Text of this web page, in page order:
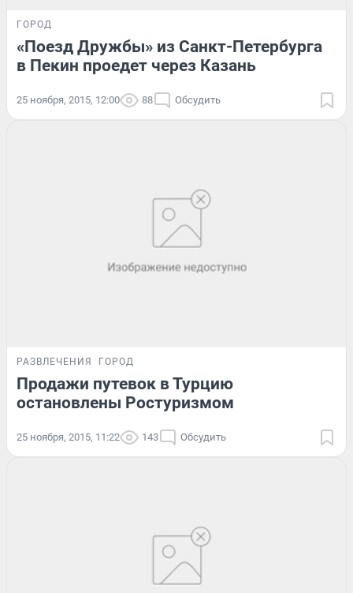
ГОРОД
«Поезд Дружбы» из Санкт-Петербурга
в Пекин проедет через Казань
25 ноября, 2015, 12:00 88 Обсудить
РАЗВЛЕЧЕНИЯ ГОРОД
Продажи путевок в Турцию
остановлены Ростуризмом
25 ноября, 2015, 11:22 143 Обсудить